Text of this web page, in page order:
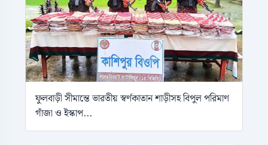
ফুলবাড়ী সীমান্তে ভারতীয় স্বর্ণকাতান শাড়ীসহ বিপুল পরিমাণ
গাঁজা ও ইস্কাপ...